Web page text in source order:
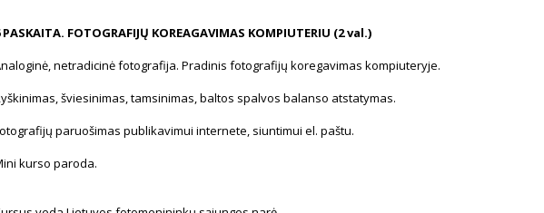
PASKAITA. FOTOGRAFIJŲ KOREAGAVIMAS KOMPIUTERIU (2 val.)
netradicinė fotografija. Pradinis fotografijų koregavimas kompiuteryje.
šviesinimas, tamsinimas, baltos spalvos balanso atstatymas.
paruošimas publikavimui internete, siuntimui el. paštu.
kurso paroda.